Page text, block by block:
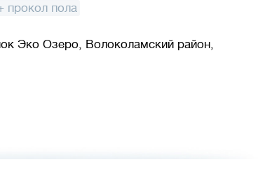
прокол пола
Эко Озеро, Волоколамский район,